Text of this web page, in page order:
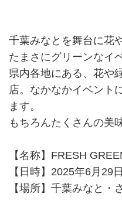
千葉みなとを舞台に花
たまさにグリーンなイ
県内各地にある、花や
店。なかなかイベント
ます。
もちろんたくさんの美
【名称】FRESH
【日時】2025年6月29
【場所】千葉みなと・